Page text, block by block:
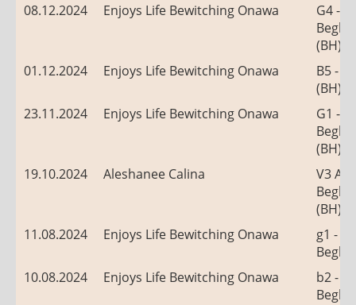
08.12.2024
Enjoys Life Bewitching Onawa
G4 -
(BH)
01.12.2024
Enjoys Life Bewitching Onawa
B5 -
(BH)
23.11.2024
Enjoys Life Bewitching Onawa
G1 -
(BH)
19.10.2024
Aleshanee Calina
V3
(BH)
11.08.2024
Enjoys Life Bewitching Onawa
g1 -
10.08.2024
Enjoys Life Bewitching Onawa
b2 -